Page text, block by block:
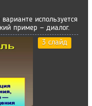
используется
пример — диалог.
3 слайд